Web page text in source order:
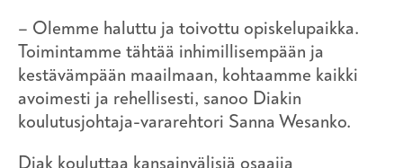
– Olemme haluttu ja toivottu opiskelupaikka.
Toimintamme tähtää inhimillisempään ja
kestävämpään maailmaan, kohtaamme kaikki
avoimesti ja rehellisesti, sanoo Diakin
koulutusjohtaja-vararehtori Sanna Wesanko.
Diak kouluttaa kansainvälisiä osaajia